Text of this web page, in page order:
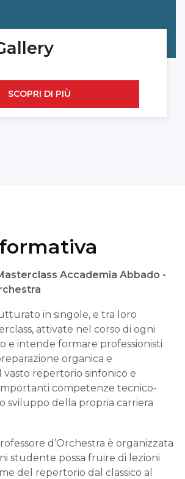
SCOPRI DI PIÙ
Accademia Abbado -
in singole, e tra loro
attivate nel corso di ogni
e intende formare professionisti
organica e
repertorio sinfonico e
importanti competenze tecnico-
sviluppo della propria carriera
d’Orchestra è organizzata
studente possa fruire di lezioni
del repertorio dal classico al